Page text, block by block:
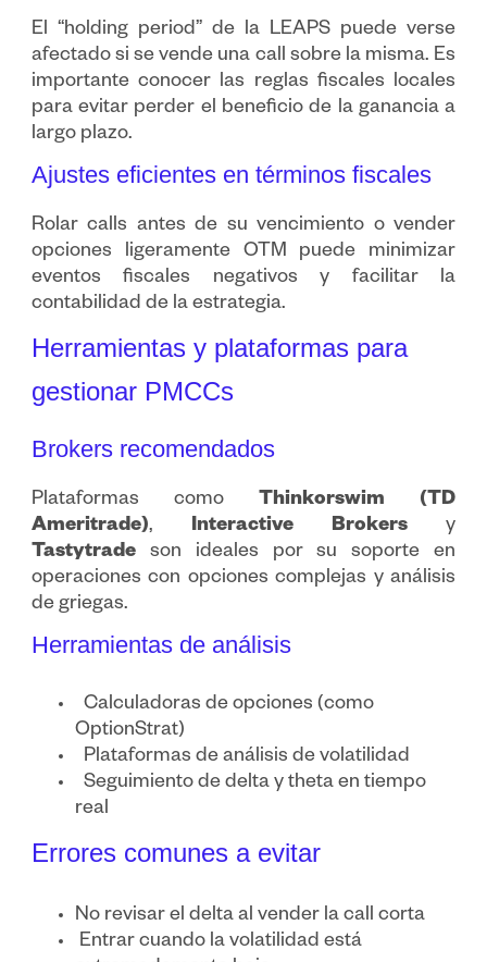
El “holding period” de la LEAPS puede verse
afectado si se vende una call sobre la misma. Es
importante conocer las reglas fiscales locales
para evitar perder el beneficio de la ganancia a
largo plazo.
Ajustes eficientes en términos fiscales
Rolar calls antes de su vencimiento o vender
opciones ligeramente OTM puede minimizar
eventos fiscales negativos y facilitar la
contabilidad de la estrategia.
Herramientas y plataformas para
gestionar PMCCs
Brokers recomendados
Plataformas como
Thinkorswim (TD
Ameritrade), Interactive Brokers y
Tastytradeson ideales por su soporte en
operaciones con opciones complejas y análisis
de griegas.
Herramientas de análisis
Calculadoras de opciones (como
OptionStrat)
Plataformas de análisis de volatilidad
Seguimiento de delta y theta en tiempo
real
Errores comunes a evitar
No revisar el delta al vender la call corta
Entrar cuando la volatilidad está